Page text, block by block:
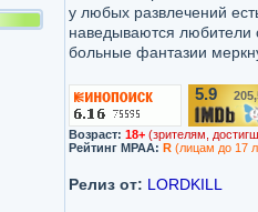
у любых развлечений
наведываются любители
больные фантазии
5.9/10
Возраст: 18+ (зрителям,
Рейтинг MPAA: R(лицам до 17
Релиз от: LORDKILL